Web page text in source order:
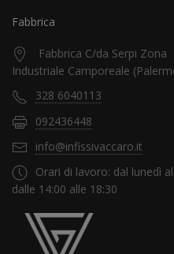
Fabbrica
Fabbrica C/da Serpi Zona
Industriale Camporeale
328 6040113
092436448
info@infissivaccaro.it
Orari di lavoro: dal lunedì
dalle 14:00 alle 18:30